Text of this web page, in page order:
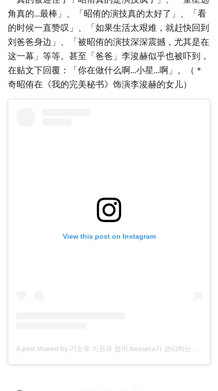
角真的...最棒」、「昭侑的演技真的太好了」、「看
的时候一直赞叹」、「如果生活太艰难，就赶快回到
刘爸爸身边」、「被昭侑的演技深深震撼，尤其是在
这一幕」等等。甚至「爸爸」李浚赫似乎也被吓到，
在贴文下回覆：「你在做什么啊...小星...啊」。（＊
奇昭侑在《我的完美秘书》饰演李浚赫的女儿）
View this post on Instagram
A post shared by 기소유 기은유 엄마 beasera가 관리하는계정입니다 (@beasera_freedom)